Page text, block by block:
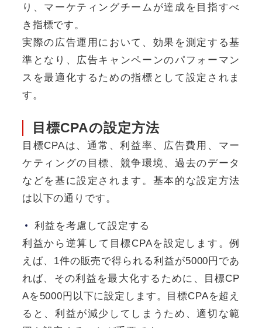
り、マーケティングチームが達成を目指すべ
き指標です。
実際の広告運用において、効果を測定する基
準となり、広告キャンペーンのパフォーマン
スを最適化するための指標として設定されま
す。
目標CPAの設定方法
目標CPAは、通常、利益率、広告費用、マー
ケティングの目標、競争環境、過去のデータ
などを基に設定されます。基本的な設定方法
は以下の通りです。
利益を考慮して設定する
利益から逆算して目標CPAを設定します。例
えば、1件の販売で得られる利益が5000円であ
れば、その利益を最大化するために、目標CP
Aを5000円以下に設定します。目標CPAを超え
ると、利益が減少してしまうため、適切な範